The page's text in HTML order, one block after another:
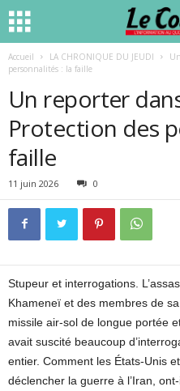
Accueil LA CHRONIQUE DU JEUDI
personnalités : la faille
Un reporter
Protection des
faille
11 juin 2026 0
Stupeur et interrogations.
Khameneï et des membres de
missile air-sol de longue portée
avait suscité beaucoup
entier. Comment les États-Unis
déclencher la guerre à l’Iran,